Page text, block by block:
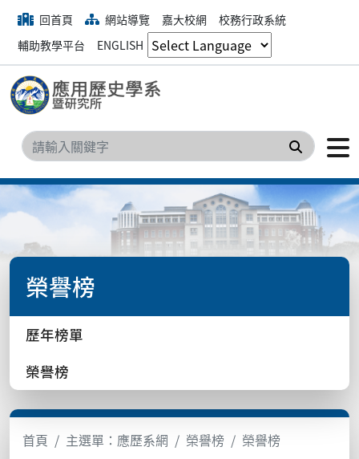
回首頁 網站導覽 嘉大校網
校務行政系統
輔助教學平台
ENGLISH
搜尋
榮譽榜
歷年榜單
榮譽榜
首頁 主選單：應歷系網 榮譽榜 榮譽榜